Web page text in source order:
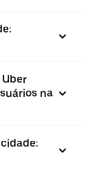
na